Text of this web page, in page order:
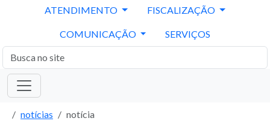
ATENDIMENTO FISCALIZAÇÃO
COMUNICAÇÃO SERVIÇOS
notícias notícia